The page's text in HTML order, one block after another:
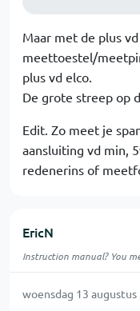
Maar met de plus
meettoestel/
plus vd elco.
De grote streep op
Edit. Zo meet je
aansluiting vd min,
redenerins of
EricN
Instruction manual? You
woensdag 13 augustus